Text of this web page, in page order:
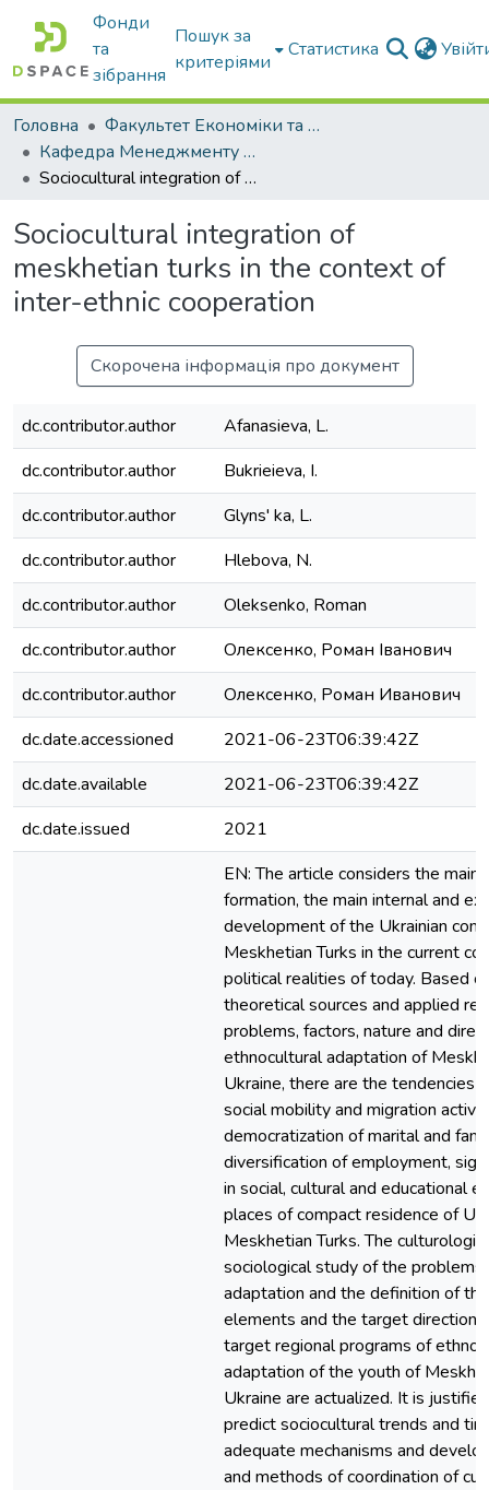
Фонди
та
зібрання
Пошук за
критеріями
Статистика
Головна
Факультет Економіки та бізнесу
Кафедра Менеджменту та публічного адміністрування
Sociocultural integration of meskhetian turks in the context of inter-ethnic cooperation
Sociocultural integration of
meskhetian turks in the context of
inter-ethnic cooperation
Скорочена інформація про документ
dc.contributor.author
Afanasieva, L.
dc.contributor.author
Bukrieieva, I.
dc.contributor.author
Glyns' ka, L.
dc.contributor.author
Hlebova, N.
dc.contributor.author
Oleksenko, Roman
dc.contributor.author
Олексенко, Роман Іванович
dc.contributor.author
Олексенко, Роман Иванович
dc.date.accessioned
2021-06-23T06:39:42Z
dc.date.available
2021-06-23T06:39:42Z
dc.date.issued
2021
EN: The article considers the main
formation, the main internal and
development of the Ukrainian
Meskhetian Turks in the current
political realities of today. Based
theoretical sources and applied
problems, factors, nature and
ethnocultural adaptation of
Ukraine, there are the tendencies
social mobility and migration
democratization of marital and
diversification of employment,
in social, cultural and educational
places of compact residence of
Meskhetian Turks. The
sociological study of the problems
adaptation and the definition of
elements and the target direction
target regional programs of
adaptation of the youth of
Ukraine are actualized. It is
predict sociocultural trends and
adequate mechanisms and
and methods of coordination of